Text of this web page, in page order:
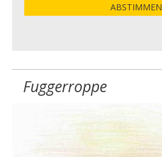
ABSTIMMEN
Fuggerroppe